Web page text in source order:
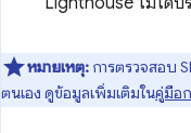
หมายเหตุ: การตรวจสอบ
ตนเอง ดูข้อมูลเพิ่มเติมในคู่มือ